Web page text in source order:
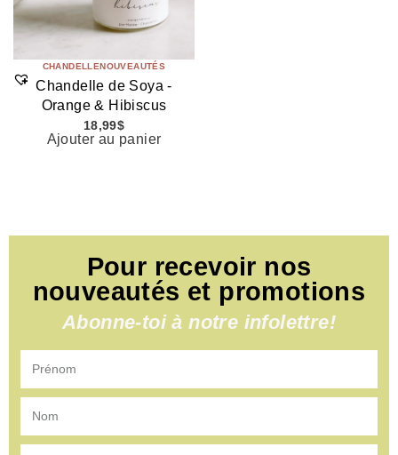
CHANDELLENOUVEAUTÉS
Chandelle de Soya -
Orange & Hibiscus
18,99$
Ajouter au panier
Pour recevoir nos
nouveautés et promotions
Abonne-toi à notre infolettre!